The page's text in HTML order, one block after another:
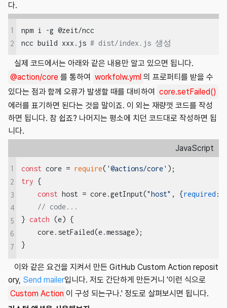
다.
1
2
npm i -g @zeit/ncc
ncc build xxx.js # dist/index.js 생성
실제 코드에서는 아래와 같은 내용만 알고 있으면 됩니다.
@action/core 를 통하여 workfolw.yml 의 프로퍼티를 받을 수
있다는 점과 함께 오류가 발생할 때를 대비하여 core.setFailed()
에러를 표기하면 된다는 것을 말이죠. 이 외는 재량껏 코드를 작성
하면 됩니다. 참 쉽죠? 나머지는 평소에 치던 코드대로 작성하면 됩
니다.
JavaScript
1
2
3
4
5
6
7
const core = require( '@actions/core'
try {
const host = core.getInput("host" , {required :
// code...
} catch (e) {
    core.setFailed(e.message);
}
이와 같은 요건을 지켜서 만든 GitHub Custom Action reposit
ory, Send mailer입니다. 저도 간단하게 만든거니 '이런 식으로
Custom Action 이 구성 되는구나.' 정도로 살펴보시면 됩니다.